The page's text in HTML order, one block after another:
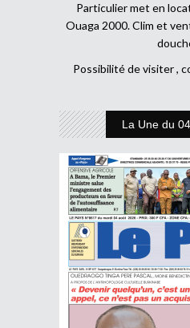
Particulier met en
Ouaga 2000. Clim et
Possibilité de visiter ,
La Une du